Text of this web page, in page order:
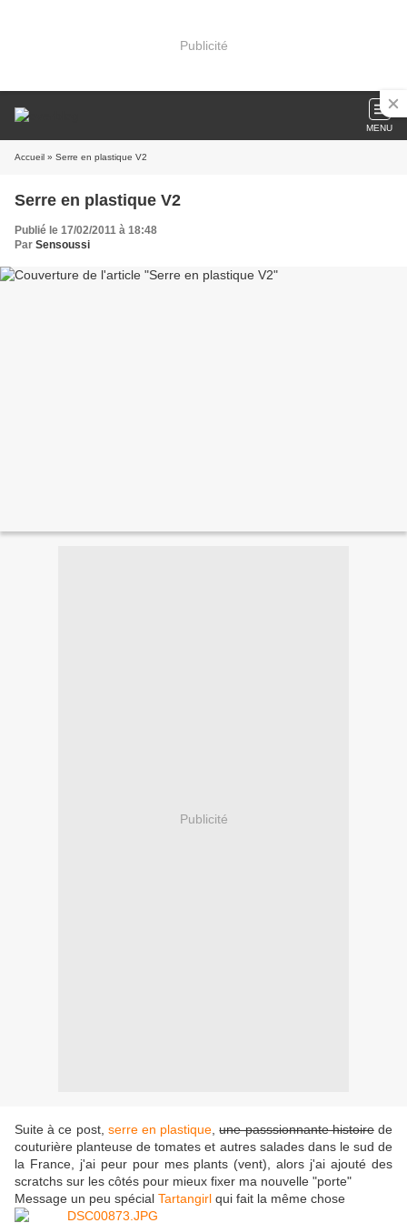
Publicité
MENU
Accueil » Serre en plastique V2
Serre en plastique V2
Publié le 17/02/2011 à 18:48
Par Sensoussi
Publicité
Suite à ce post, serre en plastique ,une passsionnante histoirede
couturière planteuse de tomates et autres salades dans le sud de
la France, j'ai peur pour mes plants (vent), alors j'ai ajouté des
scratchs sur les côtés pour mieux fixer ma nouvelle "porte"
Message un peu spécial Tartangirl qui fait la même chose